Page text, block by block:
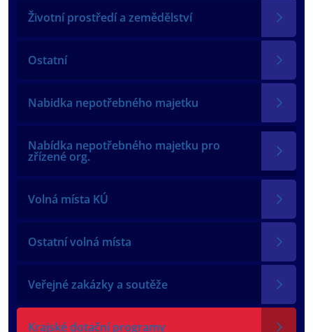
Životní prostředí a zemědělství
Ostatní
Nabidka nepotřebného majetku
Nabídka nepotřebného majetku pro
zřízené org.
Volná místa KÚ
Ostatní volná místa
Veřejné zakázky a soutěže
Krajské dotační programy